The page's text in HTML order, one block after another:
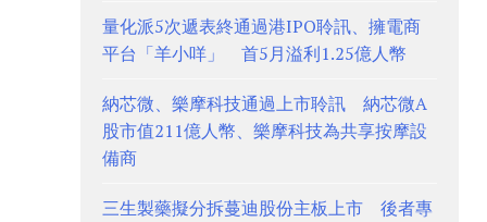
量化派5次遞表終通過港IPO聆訊、擁電商
平台「羊小咩」 首5月溢利1.25億人幣
納芯微、樂摩科技通過上市聆訊 納芯微A
股市值211億人幣、樂摩科技為共享按摩設
備商
三生製藥擬分拆蔓迪股份主板上市 後者專